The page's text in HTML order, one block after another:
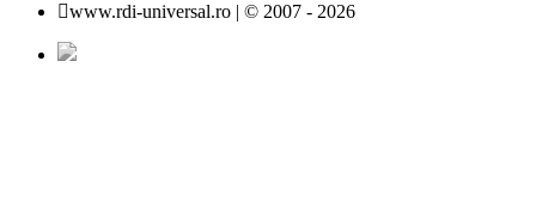
www.rdi-universal.ro | © 2007 - 2026